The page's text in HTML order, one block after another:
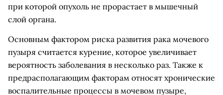
при которой опухоль не прорастает в мышечный
слой органа.
Основным фактором риска развития рака мочевого
пузыря считается курение, которое увеличивает
вероятность заболевания в несколько раз. Также к
предрасполагающим факторам относят хронические
воспалительные процессы в мочевом пузыре,